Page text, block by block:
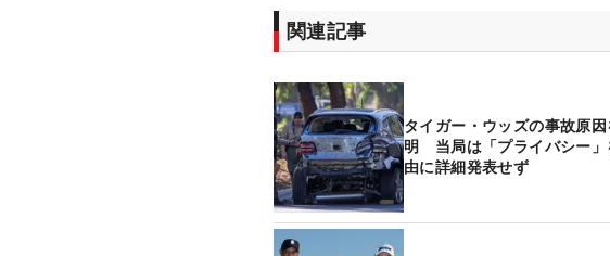
関連記事
タイガー・ウッズの事故原
明 当局は「プライバシー」
由に詳細発表せず